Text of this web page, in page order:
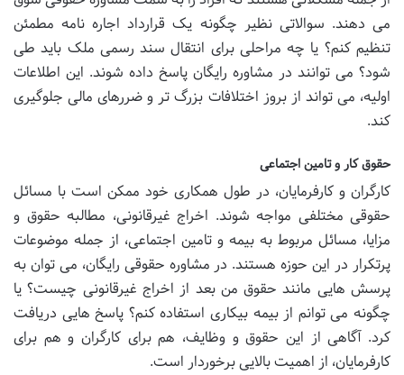
می دهند. سوالاتی نظیر چگونه یک قرارداد اجاره نامه مطمئن
تنظیم کنم؟ یا چه مراحلی برای انتقال سند رسمی ملک باید طی
شود؟ می توانند در مشاوره رایگان پاسخ داده شوند. این اطلاعات
اولیه، می تواند از بروز اختلافات بزرگ تر و ضررهای مالی جلوگیری
کند.
حقوق کار و تامین اجتماعی
کارگران و کارفرمایان، در طول همکاری خود ممکن است با مسائل
حقوقی مختلفی مواجه شوند. اخراج غیرقانونی، مطالبه حقوق و
مزایا، مسائل مربوط به بیمه و تامین اجتماعی، از جمله موضوعات
پرتکرار در این حوزه هستند. در مشاوره حقوقی رایگان، می توان به
پرسش هایی مانند حقوق من بعد از اخراج غیرقانونی چیست؟ یا
چگونه می توانم از بیمه بیکاری استفاده کنم؟ پاسخ هایی دریافت
کرد. آگاهی از این حقوق و وظایف، هم برای کارگران و هم برای
کارفرمایان، از اهمیت بالایی برخوردار است.